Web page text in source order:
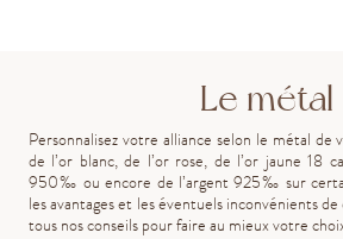
Le métal
Personnalisez votre alliance selon le métal
de l’or blanc, de l’or rose, de l’or jaune
950‰ ou encore de l’argent 925‰ sur
les avantages et les éventuels inconvénients
tous nos conseils pour faire au mieux votre